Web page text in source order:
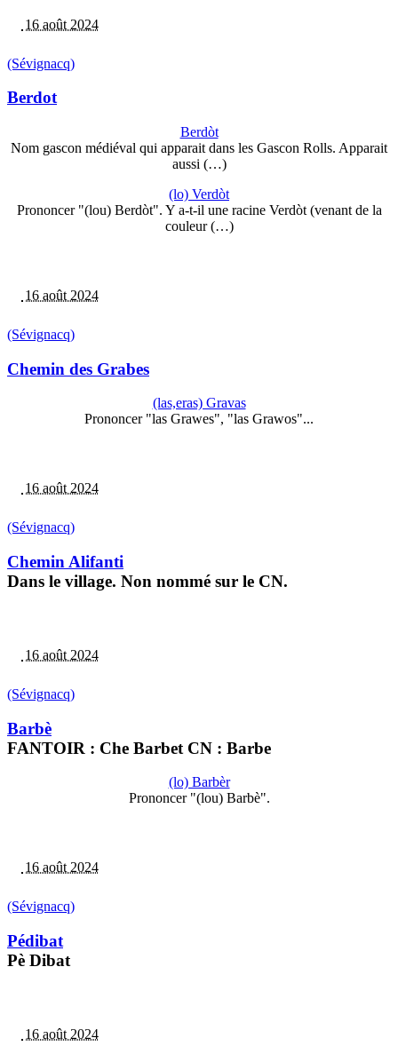
16 août 2024
(Sévignacq)
Berdot
Berdòt
Nom gascon médiéval qui apparait dans les Gascon Rolls. Apparait
aussi (…)
(lo) Verdòt
Prononcer "(lou) Berdòt". Y a-t-il une racine Verdòt (venant de la
couleur (…)
16 août 2024
(Sévignacq)
Chemin des Grabes
(las,eras) Gravas
Prononcer "las Grawes", "las Grawos"...
16 août 2024
(Sévignacq)
Chemin Alifanti
Dans le village. Non nommé sur le CN.
16 août 2024
(Sévignacq)
Barbè
FANTOIR : Che Barbet CN : Barbe
(lo) Barbèr
Prononcer "(lou) Barbè".
16 août 2024
(Sévignacq)
Pédibat
Pè Dibat
16 août 2024